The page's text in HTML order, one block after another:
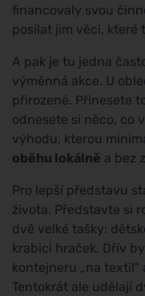
financovaly svou
posílat jim věci, které
A pak je tu jedna
výměnná akce. U
přirozené. Přinesete
odnesete si něco, co
výhodu, kterou
oběhu lokálně a bez
Pro lepší představu
života. Představte si
dvě velké tašky:
krabici hraček. Dřív
kontejneru „na textil"
Tentokrát ale udělají